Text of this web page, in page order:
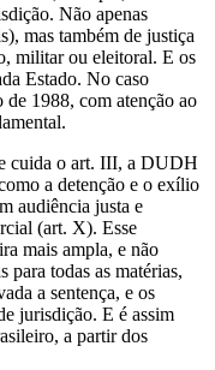
Não apenas
mas também de justiça
militar ou eleitoral. E os
Estado. No caso
1988, com atenção ao
cuida o art. III, a DUDH
a detenção e o exílio
audiência justa e
(art. X). Esse
mais ampla, e não
para todas as matérias,
a sentença, e os
jurisdição. E é assim
a partir dos